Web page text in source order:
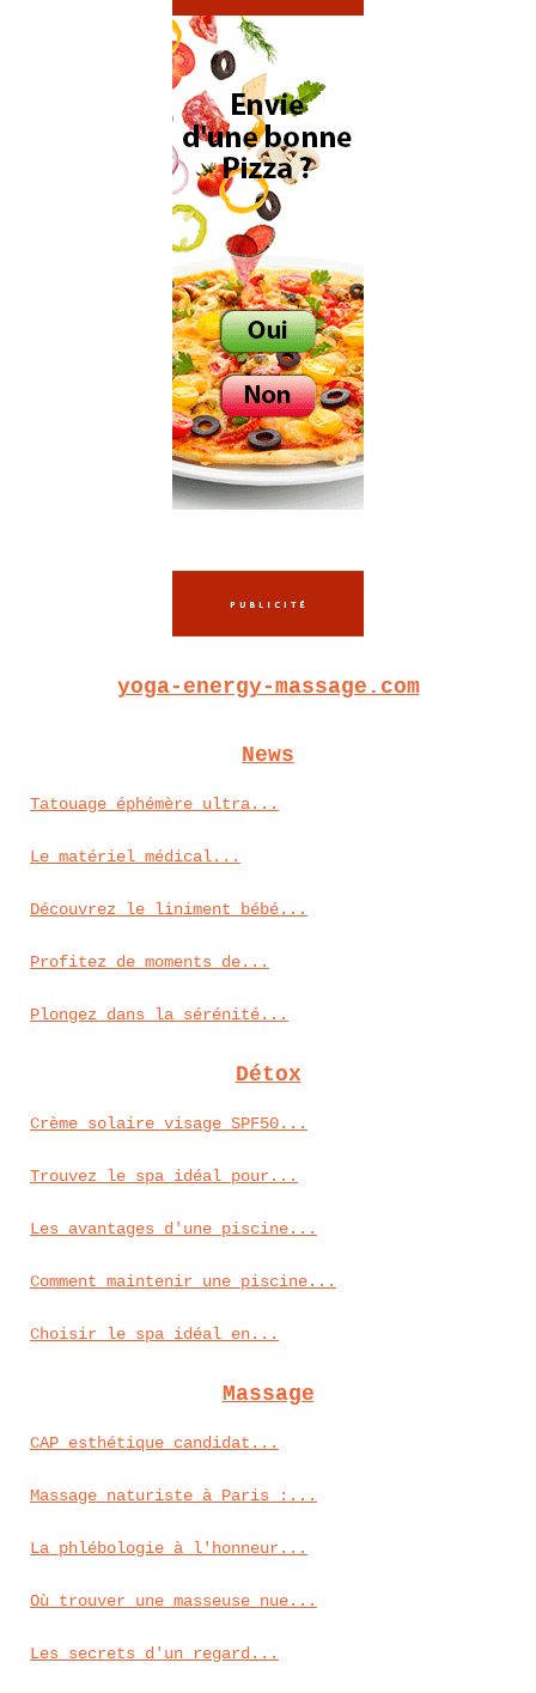
yoga-energy-massage.com
News
Tatouage éphémère ultra...
Le matériel médical...
Découvrez le liniment bébé...
Profitez de moments de...
Plongez dans la sérénité...
Détox
Crème solaire visage SPF50...
Trouvez le spa idéal pour...
Les avantages d'une piscine...
Comment maintenir une piscine...
Choisir le spa idéal en...
Massage
CAP esthétique candidat...
Massage naturiste à Paris :...
La phlébologie à l'honneur...
Où trouver une masseuse nue...
Les secrets d'un regard...